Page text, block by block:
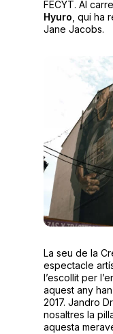
FECYT. Al
Hyuro , qui ha
Jane Jacobs.
La seu de la
espectacle
l’escollit per
aquest any
2017. Jandro
nosaltres la
aquesta